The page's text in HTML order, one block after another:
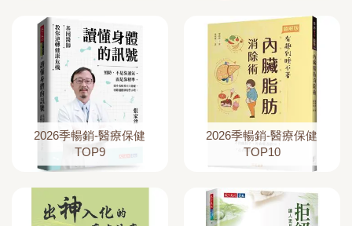
2026季暢銷-醫療保健
TOP9
2026季暢銷-醫療保健
TOP10